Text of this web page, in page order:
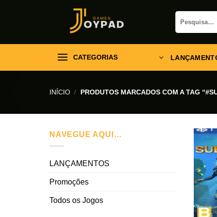
Pesquisar
por:
CATEGORIAS
INÍCIO / PRODUTOS MARCADOS COM A TAG
NAVEGUE AQUI…
LANÇAMENTOS
Promoções
Todos os Jogos